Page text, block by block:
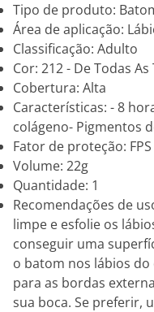
Tipo de produto:
Área de aplicação:
Classificação: Adulto
Cor: 212 - De Todas
Cobertura: Alta
Características: - 8
colágeno- Pigmentos
Fator de proteção:
Volume: 22g
Quantidade: 1
Recomendações de
limpe e esfolie os
conseguir uma
o batom nos lábios
para as bordas
sua boca. Se preferir,